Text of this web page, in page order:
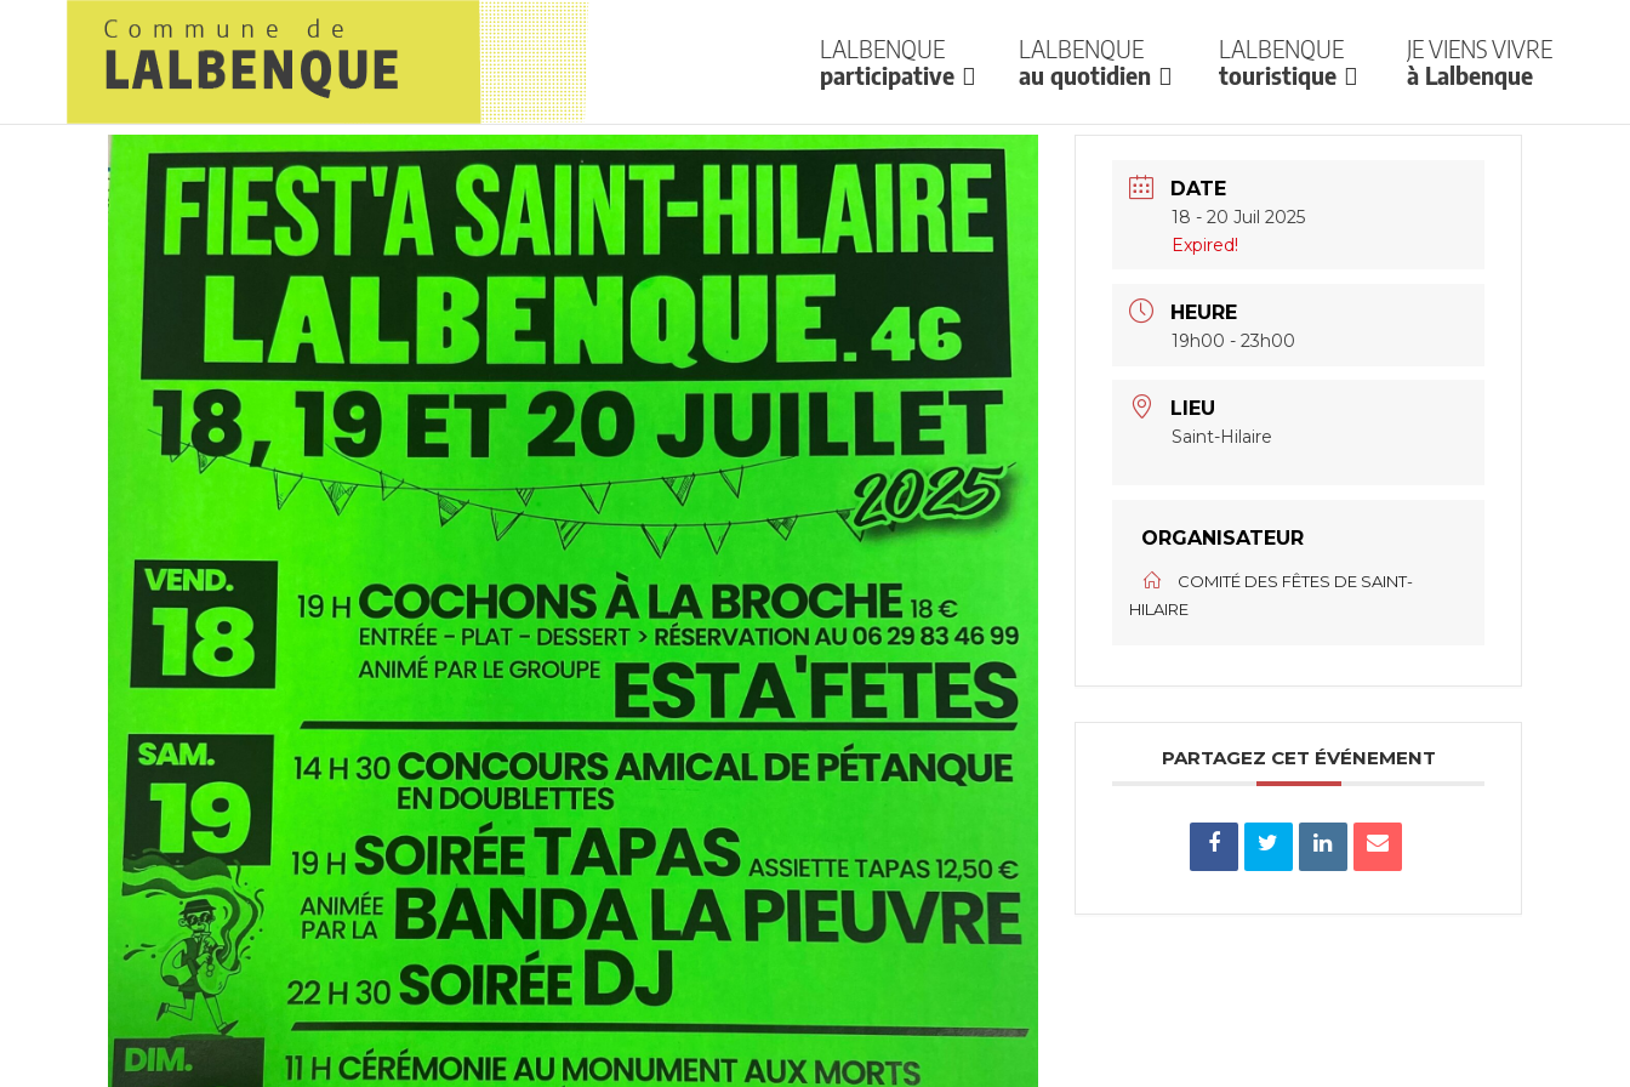
Lalbenque
participative
Lalbenque
au quotidien
Lalbenque
touristique
Je viens vivre
à Lalbenque
DATE
18 - 20 Juil 2025
Expired!
HEURE
19h00 - 23h00
LIEU
Saint-Hilaire
ORGANISATEUR
COMITÉ DES FÊTES DE SAINT-
HILAIRE
PARTAGEZ CET ÉVÉNEMENT